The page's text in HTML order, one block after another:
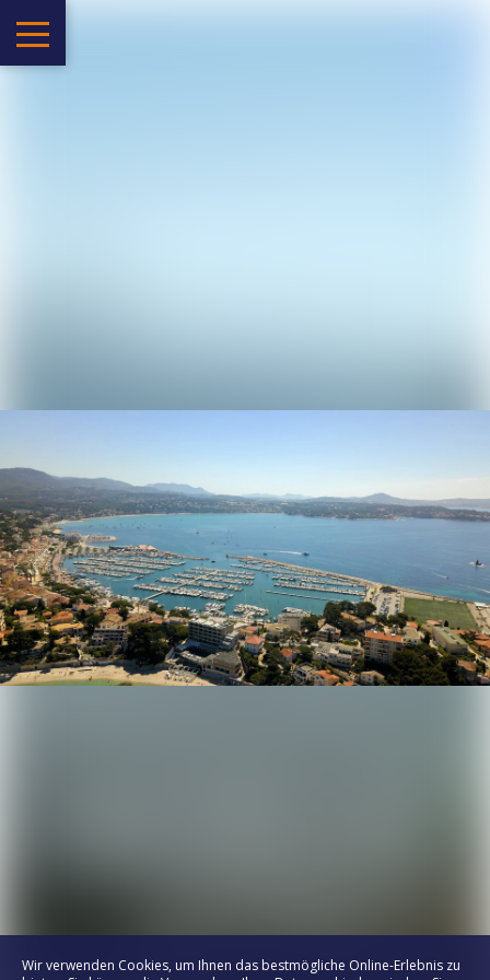
Wir verwenden Cookies, um Ihnen das bestmögliche Online-Erlebnis zu